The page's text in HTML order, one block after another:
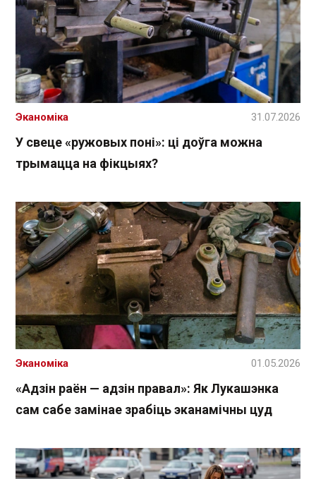
У свеце «ружовых поні»: ці доўга можна
трымацца на фікцыях?
Эканоміка 31.07.2026
«Адзін раён — адзін правал»: Як Лукашэнка
сам сабе замінае зрабіць эканамічны цуд
Эканоміка 01.05.2026